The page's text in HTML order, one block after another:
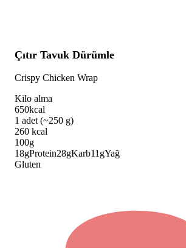
Çıtır Tavuk Dürümle
Crispy Chicken Wrap
Kilo alma
650kcal
1 adet (~250 g)
260 kcal
100g
18gProtein28gKarb11 gYağ
Gluten